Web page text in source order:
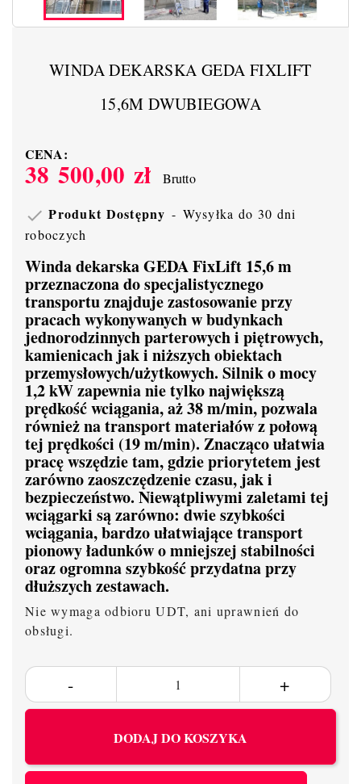
WINDA DEKARSKA GEDA FIXLIFT
15,6M DWUBIEGOWA
CENA:
38 500,00 zł Brutto
 Produkt Dostępny
Wysyłka do 30 dni
roboczych
Winda dekarska GEDA FixLift 15,6 m
przeznaczona do specjalistycznego
transportu znajduje zastosowanie przy
pracach wykonywanych w budynkach
jednorodzinnych parterowych i piętrowych,
kamienicach jak i niższych obiektach
przemysłowych/użytkowych. Silnik o mocy
1,2 kW zapewnia nie tylko największą
prędkość wciągania, aż 38 m/min, pozwala
również na transport materiałów z połową
tej prędkości (19 m/min). Znacząco ułatwia
pracę wszędzie tam, gdzie priorytetem jest
zarówno zaoszczędzenie czasu, jak i
bezpieczeństwo. Niewątpliwymi zaletami tej
wciągarki są zarówno: dwie szybkości
wciągania, bardzo ułatwiające transport
pionowy ładunków o mniejszej stabilności
oraz ogromna szybkość przydatna przy
dłuższych zestawach.
Nie wymaga odbioru UDT, ani uprawnień do
obsługi.
DODAJ DO KOSZYKA